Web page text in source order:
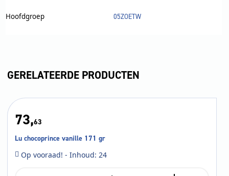
Hoofdgroep 05ZOETW
GERELATEERDE PRODUCTEN
73,63
Lu chocoprince vanille 171 gr
Op vooraad! - Inhoud: 24